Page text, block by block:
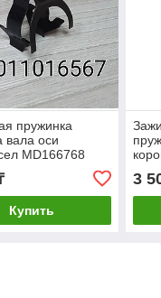
пружинка
вала оси
MD166768
монтеро спорт
montero sport
Купить
3